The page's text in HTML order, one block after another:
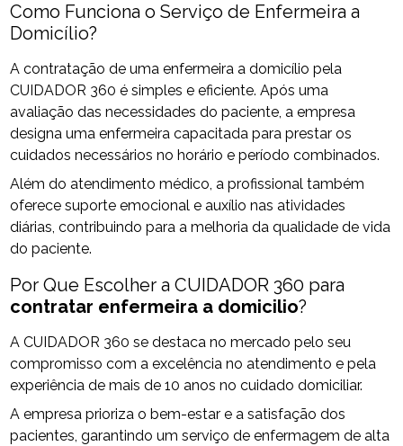
Como Funciona o Serviço de Enfermeira a
Domicílio?
A contratação de uma enfermeira a domicílio pela
CUIDADOR 360 é simples e eficiente. Após uma
avaliação das necessidades do paciente, a empresa
designa uma enfermeira capacitada para prestar os
cuidados necessários no horário e período combinados.
Além do atendimento médico, a profissional também
oferece suporte emocional e auxílio nas atividades
diárias, contribuindo para a melhoria da qualidade de vida
do paciente.
Por Que Escolher a CUIDADOR 360 para
contratar enfermeira a domicilio?
A CUIDADOR 360 se destaca no mercado pelo seu
compromisso com a excelência no atendimento e pela
experiência de mais de 10 anos no cuidado domiciliar.
A empresa prioriza o bem-estar e a satisfação dos
pacientes, garantindo um serviço de enfermagem de alta